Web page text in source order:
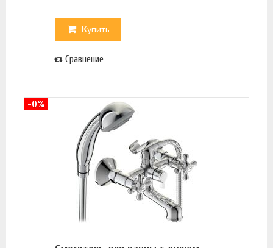
Купить
Сравнение
-0%